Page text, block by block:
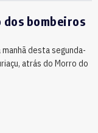
bombeiros
desta segunda-
atrás do Morro do